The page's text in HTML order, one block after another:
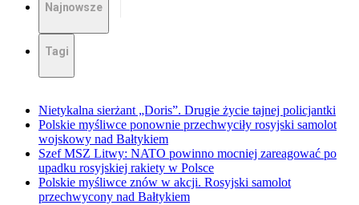
Najnowsze
Tagi
Nietykalna sierżant „Doris”. Drugie życie tajnej policjantki
Polskie myśliwce ponownie przechwyciły rosyjski samolot
wojskowy nad Bałtykiem
Szef MSZ Litwy: NATO powinno mocniej zareagować po
upadku rosyjskiej rakiety w Polsce
Polskie myśliwce znów w akcji. Rosyjski samolot
przechwycony nad Bałtykiem